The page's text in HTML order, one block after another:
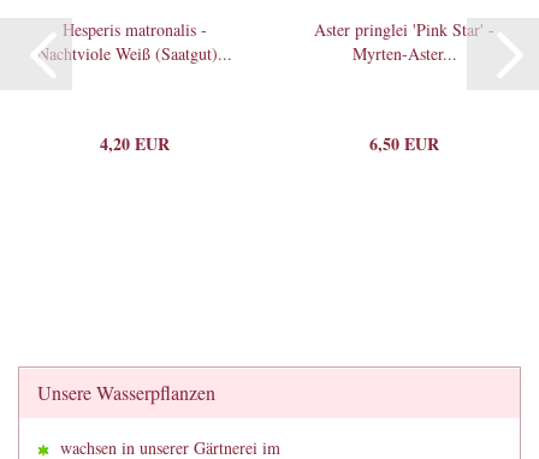
Hesperis matronalis -
Nachtviole Weiß (Saatgut)...
4,20 EUR
Aster pringlei 'Pink Star' -
Myrten-Aster...
6,50 EUR
Unsere Wasserpflanzen
wachsen in unserer Gärtnerei im